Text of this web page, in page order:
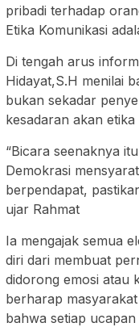
pribadi terhadap
Etika Komunikasi
Di tengah arus
Hidayat,S.H menilai
bukan sekadar
kesadaran akan
“Bicara seenaknya
Demokrasi
berpendapat,
ujar Rahmat
Ia mengajak semua
diri dari membuat
didorong emosi atau
berharap
bahwa setiap